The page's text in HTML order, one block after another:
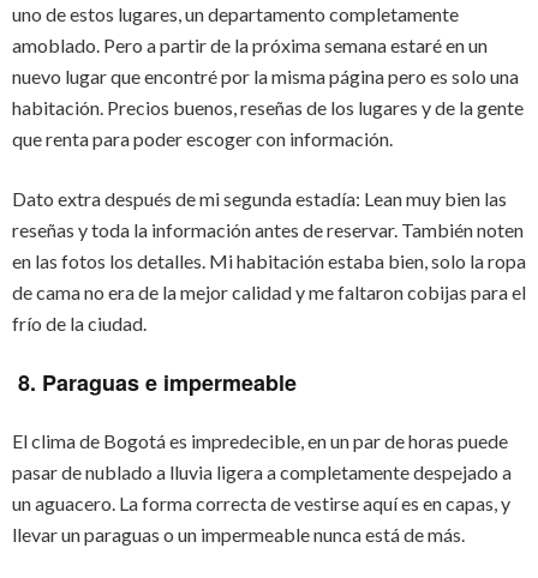
uno de estos lugares, un departamento completamente
amoblado. Pero a partir de la próxima semana estaré en un
nuevo lugar que encontré por la misma página pero es solo una
habitación. Precios buenos, reseñas de los lugares y de la gente
que renta para poder escoger con información.
Dato extra después de mi segunda estadía: Lean muy bien las
reseñas y toda la información antes de reservar. También noten
en las fotos los detalles. Mi habitación estaba bien, solo la ropa
de cama no era de la mejor calidad y me faltaron cobijas para el
frío de la ciudad.
8. Paraguas e impermeable
El clima de Bogotá es impredecible, en un par de horas puede
pasar de nublado a lluvia ligera a completamente despejado a
un aguacero. La forma correcta de vestirse aquí es en capas, y
llevar un paraguas o un impermeable nunca está de más.